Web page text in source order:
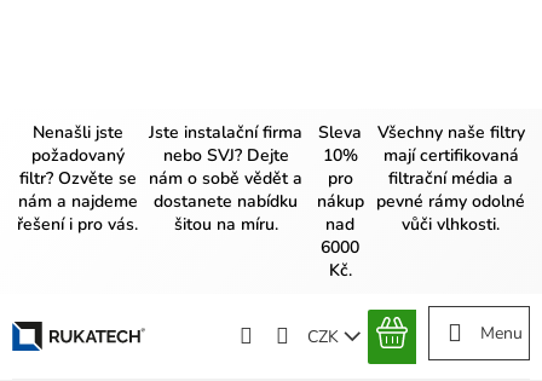
Nenašli jste
požadovaný
filtr? Ozvěte se
nám a najdeme
řešení i pro vás.
Jste instalační firma
nebo SVJ? Dejte
nám o sobě vědět a
dostanete nabídku
šitou na míru.
Sleva
10%
pro
nákup
nad
6000
Kč.
Všechny naše filtry
mají certifikovaná
filtrační média a
pevné rámy odolné
vůči vlhkosti.
CZK
NÁKUPNÍ